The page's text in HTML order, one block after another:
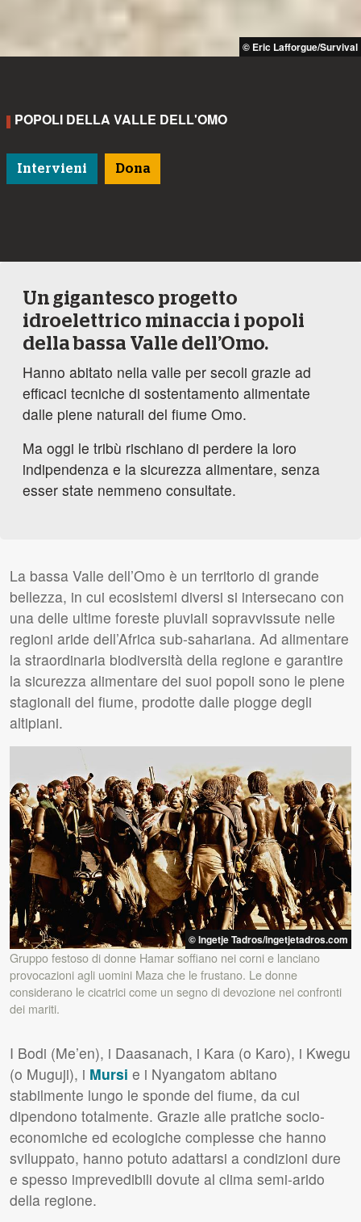
© Eric Lafforgue/Survival
POPOLI DELLA VALLE DELL'OMO
Intervieni Dona
Un gigantesco progetto
idroelettrico minaccia i popoli
della bassa Valle dell’Omo.
Hanno abitato nella valle per secoli grazie ad
efficaci tecniche di sostentamento alimentate
dalle piene naturali del fiume Omo.
Ma oggi le tribù rischiano di perdere la loro
indipendenza e la sicurezza alimentare, senza
esser state nemmeno consultate.
La bassa Valle dell’Omo è un territorio di grande
bellezza, in cui ecosistemi diversi si intersecano con
una delle ultime foreste pluviali sopravvissute nelle
regioni aride dell’Africa sub-sahariana. Ad alimentare
la straordinaria biodiversità della regione e garantire
la sicurezza alimentare dei suoi popoli sono le piene
stagionali del fiume, prodotte dalle piogge degli
altipiani.
© Ingetje Tadros/ingetjetadros.com
Gruppo festoso di donne Hamar soffiano nei corni e lanciano
provocazioni agli uomini Maza che le frustano. Le donne
considerano le cicatrici come un segno di devozione nei confronti
dei mariti.
I Bodi (Me’en), i Daasanach, i Kara (o Karo), i Kwegu
(o Muguji), i Mursi e i Nyangatom abitano
stabilmente lungo le sponde del fiume, da cui
dipendono totalmente. Grazie alle pratiche socio-
economiche ed ecologiche complesse che hanno
sviluppato, hanno potuto adattarsi a condizioni dure
e spesso imprevedibili dovute al clima semi-arido
della regione.